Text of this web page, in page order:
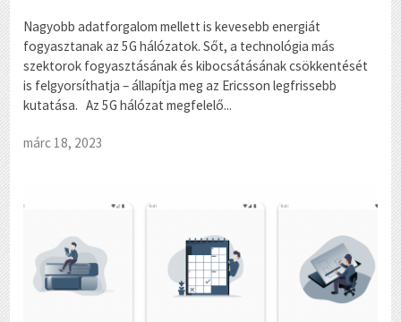
Nagyobb adatforgalom mellett is kevesebb energiát
fogyasztanak az 5G hálózatok. Sőt, a technológia más
szektorok fogyasztásának és kibocsátásának csökkentését
is felgyorsíthatja – állapítja meg az Ericsson legfrissebb
kutatása. Az 5G hálózat megfelelő...
márc 18, 2023